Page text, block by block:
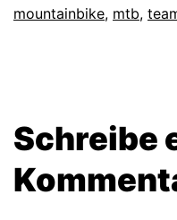
mountainbike, mtb,
Schreibe